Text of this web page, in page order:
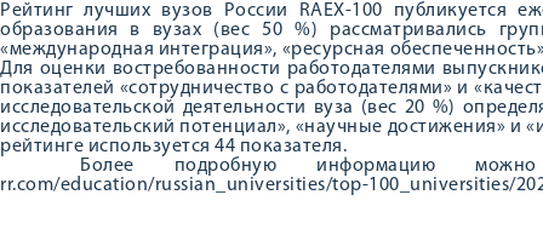
Рейтинг лучших вузов России RAEX-100 публикуется
образования в вузах (вес 50 %) рассматривались
«международная интеграция», «ресурсная
Для оценки востребованности работодателями
показателей «сотрудничество с работодателями» и
исследовательской деятельности вуза (вес 20 %)
исследовательский потенциал», «научные достижения» и
рейтинге используется 44 показателя.
Более подробную информацию можно
rr.com/education/russian_universities/top-100_universities/